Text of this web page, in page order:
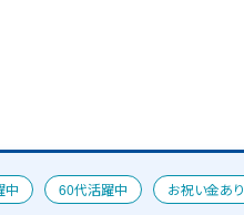
中 60代活躍中 お祝い金あり